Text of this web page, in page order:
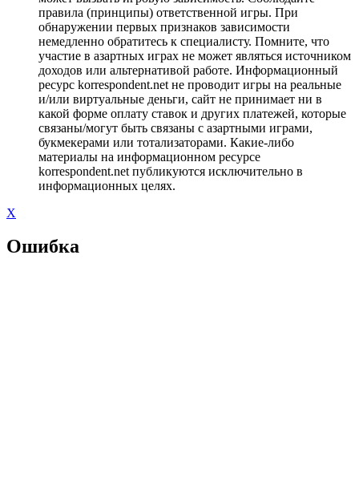
правила (принципы) ответственной игры. При
обнаружении первых признаков зависимости
немедленно обратитесь к специалисту. Помните, что
участие в азартных играх не может являться источником
доходов или альтернативой работе. Информационный
ресурс korrespondent.net не проводит игры на реальные
и/или виртуальные деньги, сайт не принимает ни в
какой форме оплату ставок и других платежей, которые
связаны/могут быть связаны с азартными играми,
букмекерами или тотализаторами. Какие-либо
материалы на информационном ресурсе
korrespondent.net публикуются исключительно в
информационных целях.
X
Ошибка